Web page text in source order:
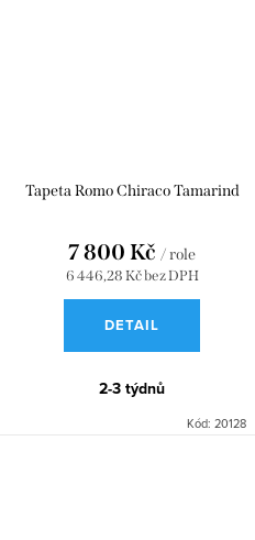
Tapeta Romo Chiraco Tamarind
6 446,28 Kč bez DPH
7 800 Kč / role
DETAIL
2-3 týdnů
Kód: 20128